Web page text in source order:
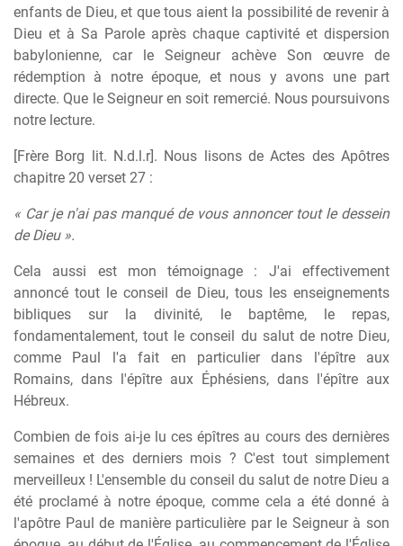
enfants de Dieu, et que tous aient la possibilité de revenir à
Dieu et à Sa Parole après chaque captivité et dispersion
babylonienne, car le Seigneur achève Son œuvre de
rédemption à notre époque, et nous y avons une part
directe. Que le Seigneur en soit remercié. Nous poursuivons
notre lecture.
[Frère Borg lit. N.d.l.r]. Nous lisons de Actes des Apôtres
chapitre 20 verset 27 :
« Car je n'ai pas manqué de vous annoncer tout le dessein
de Dieu ».
Cela aussi est mon témoignage : J'ai effectivement
annoncé tout le conseil de Dieu, tous les enseignements
bibliques sur la divinité, le baptême, le repas,
fondamentalement, tout le conseil du salut de notre Dieu,
comme Paul l'a fait en particulier dans l'épître aux
Romains, dans l'épître aux Éphésiens, dans l'épître aux
Hébreux.
Combien de fois ai-je lu ces épîtres au cours des dernières
semaines et des derniers mois ? C'est tout simplement
merveilleux ! L'ensemble du conseil du salut de notre Dieu a
été proclamé à notre époque, comme cela a été donné à
l'apôtre Paul de manière particulière par le Seigneur à son